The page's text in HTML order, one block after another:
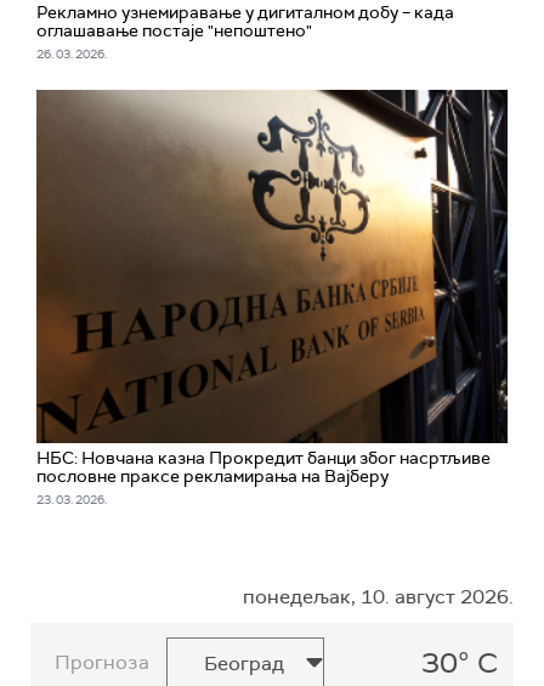
Рекламно узнемиравање у дигиталном добу – када
оглашавање постаје "непоштено"
26. 03. 2026.
НБС: Новчана казна Прокредит банци због насртљиве
пословне праксе рекламирања на Вајберу
23. 03. 2026.
понедељак, 10. август 2026.
Прогноза 30° C